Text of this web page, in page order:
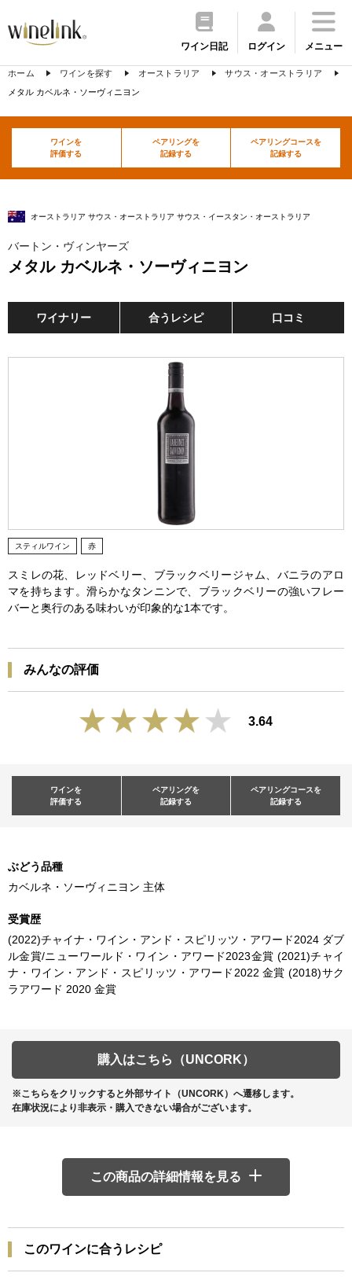
ワイン日記 ログイン メニュー
ホーム ワインを探す オーストラリア
サウス・オーストラリア
メタル カベルネ・ソーヴィニヨン
ワインを
評価する
ペアリングを
記録する
ペアリングコースを
記録する
オーストラリア サウス・オーストラリア サウス・イースタン・オーストラリア
バートン・ヴィンヤーズ
メタル カベルネ・ソーヴィニヨン
ワイナリー 合うレシピ 口コミ
スティルワイン 赤
スミレの花、レッドベリー、ブラックベリージャム、バニラのアロ
マを持ちます。滑らかなタンニンで、ブラックベリーの強いフレー
バーと奥行のある味わいが印象的な1本です。
みんなの評価
3.64
ワインを
評価する
ペアリングを
記録する
ペアリングコースを
記録する
ぶどう品種
カベルネ・ソーヴィニヨン 主体
受賞歴
(2022)チャイナ・ワイン・アンド・スピリッツ・アワード2024 ダブ
ル金賞/ニューワールド・ワイン・アワード2023金賞 (2021)チャイ
ナ・ワイン・アンド・スピリッツ・アワード2022 金賞 (2018)サク
ラアワード 2020 金賞
購入はこちら（UNCORK）
※こちらをクリックすると外部サイト（UNCORK）へ遷移します。
在庫状況により非表示・購入できない場合がございます。
この商品の詳細情報を見る
このワインに合うレシピ